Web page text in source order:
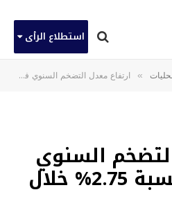
استطلاع الرأى
» ارتفاع معدل التضخم السنوي في الكويت بنسبة 2.75% خلال سبتمبر 2024
السنوي
في الكويت بنسبة 2.75% خلال